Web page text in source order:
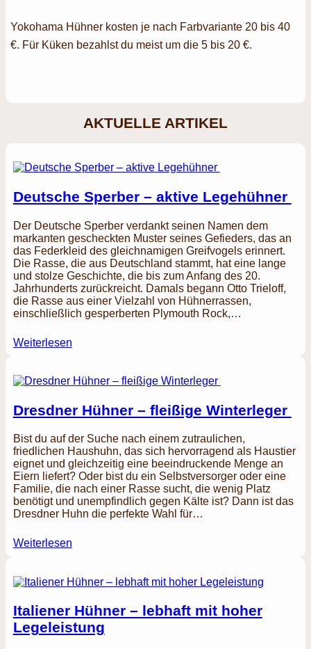
Yokohama Hühner kosten je nach Farbvariante 20 bis 40
€. Für Küken bezahlst du meist um die 5 bis 20 €.
AKTUELLE ARTIKEL
Deutsche Sperber – aktive Legehühner
Der Deutsche Sperber verdankt seinen Namen dem
markanten gescheckten Muster seines Gefieders, das an
das Federkleid des gleichnamigen Greifvogels erinnert.
Die Rasse, die aus Deutschland stammt, hat eine lange
und stolze Geschichte, die bis zum Anfang des 20.
Jahrhunderts zurückreicht. Damals begann Otto Trieloff,
die Rasse aus einer Vielzahl von Hühnerrassen,
einschließlich gesperberten Plymouth Rock,…
Weiterlesen
Dresdner Hühner – fleißige Winterleger
Bist du auf der Suche nach einem zutraulichen,
friedlichen Haushuhn, das sich hervorragend als Haustier
eignet und gleichzeitig eine beeindruckende Menge an
Eiern liefert? Oder bist du ein Selbstversorger oder eine
Familie, die nach einer Rasse sucht, die wenig Platz
benötigt und unempfindlich gegen Kälte ist? Dann ist das
Dresdner Huhn die perfekte Wahl für…
Weiterlesen
Italiener Hühner – lebhaft mit hoher
Legeleistung